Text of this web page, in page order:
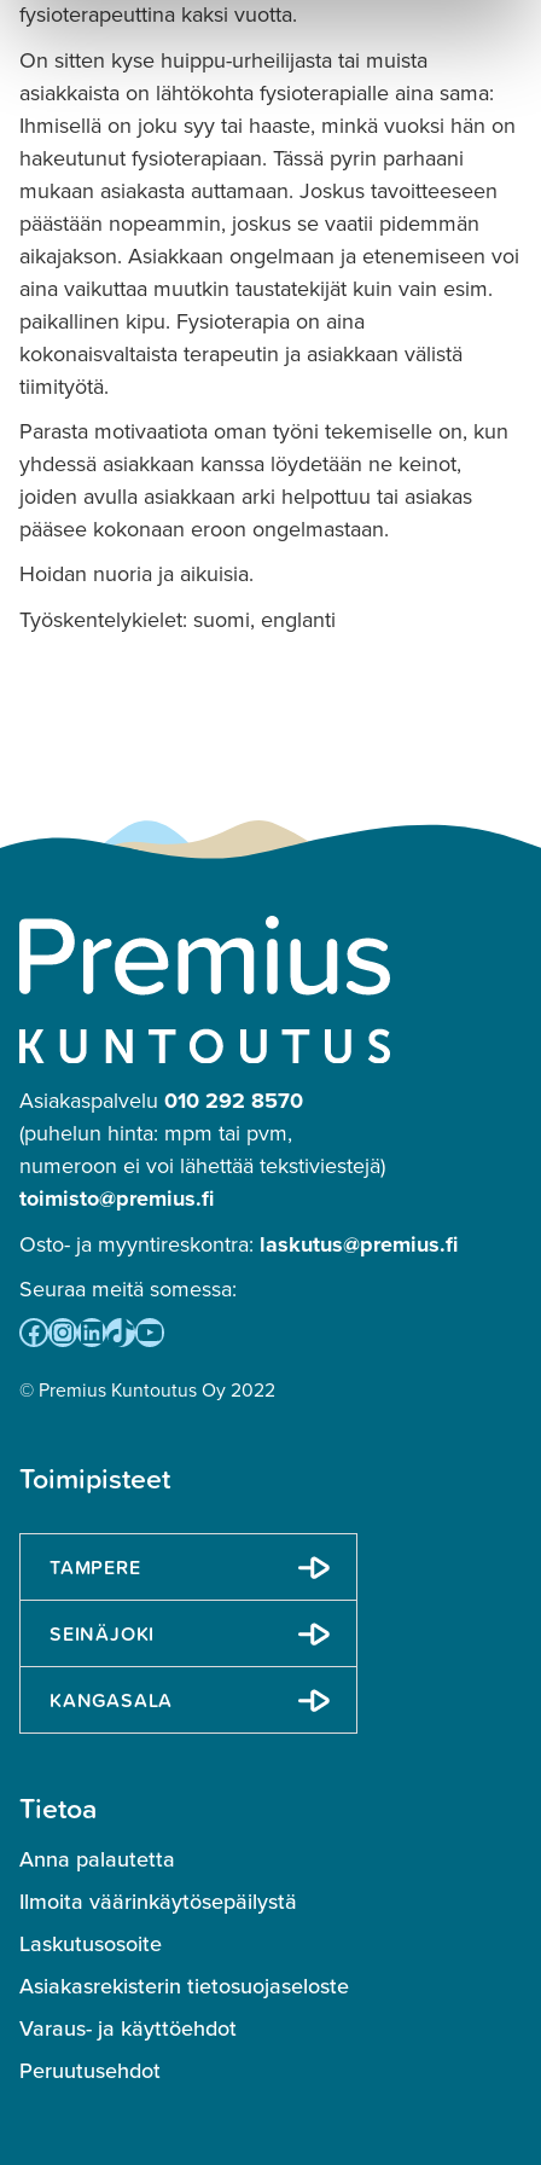
fysioterapeuttina kaksi vuotta.
On sitten kyse huippu-urheilijasta tai muista
asiakkaista on lähtökohta fysioterapialle aina sama:
Ihmisellä on joku syy tai haaste, minkä vuoksi hän on
hakeutunut fysioterapiaan. Tässä pyrin parhaani
mukaan asiakasta auttamaan. Joskus tavoitteeseen
päästään nopeammin, joskus se vaatii pidemmän
aikajakson. Asiakkaan ongelmaan ja etenemiseen voi
aina vaikuttaa muutkin taustatekijät kuin vain esim.
paikallinen kipu. Fysioterapia on aina
kokonaisvaltaista terapeutin ja asiakkaan välistä
tiimityötä.
Parasta motivaatiota oman työni tekemiselle on, kun
yhdessä asiakkaan kanssa löydetään ne keinot,
joiden avulla asiakkaan arki helpottuu tai asiakas
pääsee kokonaan eroon ongelmastaan.
Hoidan nuoria ja aikuisia.
Työskentelykielet: suomi, englanti
Asiakaspalvelu 010 292 8570
(puhelun hinta: mpm tai pvm,
numeroon ei voi lähettää tekstiviestejä)
toimisto@premius.fi
Osto- ja myyntireskontra: laskutus@premius.fi
Seuraa meitä somessa:
Facebook
Instagram
LinkedIn
TikTok
YouTube
© Premius Kuntoutus Oy 2022
Toimipisteet
TAMPERE
SEINÄJOKI
KANGASALA
Tietoa
Anna palautetta
Ilmoita väärinkäytösepäilystä
Laskutusosoite
Asiakasrekisterin tietosuojaseloste
Varaus- ja käyttöehdot
Peruutusehdot